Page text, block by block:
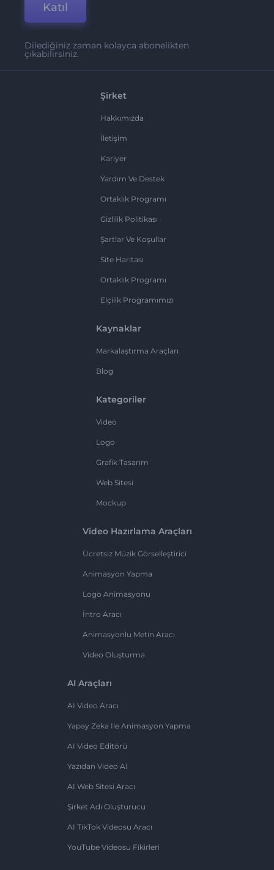
Katıl
Dilediğiniz zaman kolayca abonelikten
çıkabilirsiniz.
Şirket
Hakkımızda
İletişim
Kariyer
Yardım Ve Destek
Ortaklık Programı
Gizlilik Politikası
Şartlar Ve Koşullar
Site Haritası
Ortaklık Programı
Elçilik Programımızı
Kaynaklar
Markalaştırma Araçları
Blog
Kategoriler
Video
Logo
Grafik Tasarım
Web Sitesi
Mockup
Video Hazırlama Araçları
Ücretsiz Müzik Görselleştirici
Animasyon Yapma
Logo Animasyonu
İntro Aracı
Animasyonlu Metin Aracı
Video Oluşturma
AI Araçları
AI Video Aracı
Yapay Zeka Ile Animasyon Yapma
AI Video Editörü
Yazıdan Video AI
AI Web Sitesi Aracı
Şirket Adı Oluşturucu
AI TikTok Videosu Aracı
YouTube Videosu Fikirleri